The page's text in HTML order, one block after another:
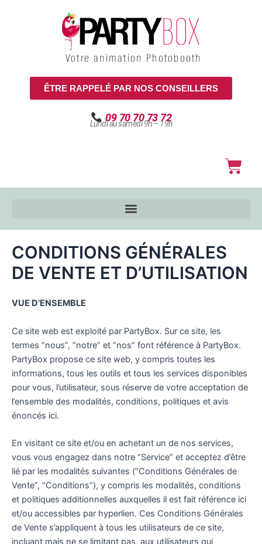
ÊTRE RAPPELÉ PAR NOS CONSEILLERS
09 70 70 73 72
Lundi au samedi 9h – 19h
CONDITIONS GÉNÉRALES
DE VENTE ET D’UTILISATION
VUE D’ENSEMBLE
Ce site web est exploité par PartyBox. Sur ce site, les
termes “nous”, “notre” et “nos” font référence à PartyBox.
PartyBox propose ce site web, y compris toutes les
informations, tous les outils et tous les services disponibles
pour vous, l’utilisateur, sous réserve de votre acceptation de
l’ensemble des modalités, conditions, politiques et avis
énoncés ici.
En visitant ce site et/ou en achetant un de nos services,
vous vous engagez dans notre “Service” et acceptez d’être
lié par les modalités suivantes (“Conditions Générales de
Vente”, “Conditions”), y compris les modalités, conditions
et politiques additionnelles auxquelles il est fait référence ici
et/ou accessibles par hyperlien. Ces Conditions Générales
de Vente s’appliquent à tous les utilisateurs de ce site,
incluant mais ne se limitant pas, aux utilisateurs qui